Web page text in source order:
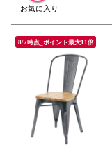
8/7時点_ポイント最大11倍